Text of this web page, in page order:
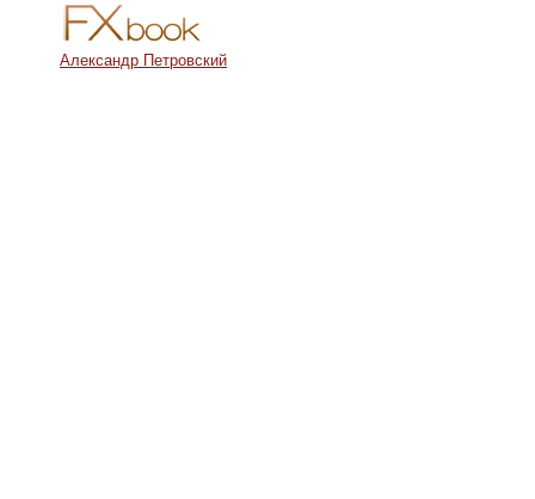
Александр Петровский